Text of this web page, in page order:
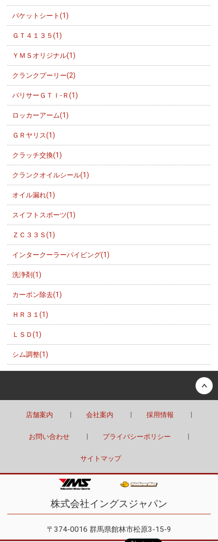
バケットシート(1)
ＧＴ４１３５(1)
ＹＭＳオリジナル(1)
クランクプーリー(2)
パリサーＧＴＩ-Ｒ(1)
ロッカーアーム(1)
ＧＲヤリス(1)
クラッチ交換(1)
クランクオイルシール(1)
オイル漏れ(1)
スイフトスポーツ(1)
ＺＣ３３Ｓ(1)
インタークーラーパイピング(1)
洗浄剤(1)
カーボン除去(1)
ＨＲ３１(1)
ＬＳＤ(1)
シム調整(1)
店舗案内 会社案内 採用情報
お問い合わせ プライバシーポリシー
サイトマップ
株式会社イングスジャパン
〒374-0016 群馬県館林市松原3-15-9